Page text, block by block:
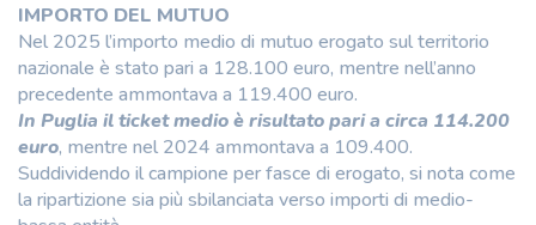
IMPORTO DEL MUTUO
Nel 2025 l’importo medio di mutuo erogato sul territorio
nazionale è stato pari a 128.100 euro, mentre nell’anno
precedente ammontava a 119.400 euro.
In Puglia il ticket medio è risultato pari a circa 114.200
euro, mentre nel 2024 ammontava a 109.400.
Suddividendo il campione per fasce di erogato, si nota come
la ripartizione sia più sbilanciata verso importi di medio-